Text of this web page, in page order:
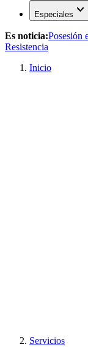
Especiales expand_more
Es noticia:Posesión
Resistencia
Inicio
Servicios